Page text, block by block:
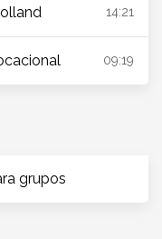
14:21
09:19
grupos